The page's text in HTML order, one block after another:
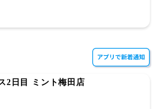
2日目 ミント梅田店